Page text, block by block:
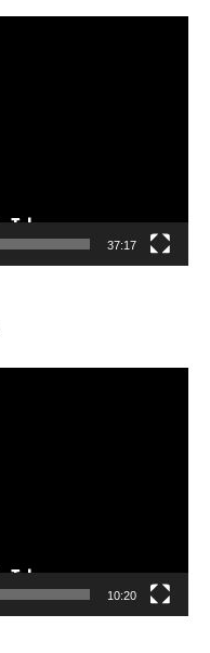
37:17
10:20